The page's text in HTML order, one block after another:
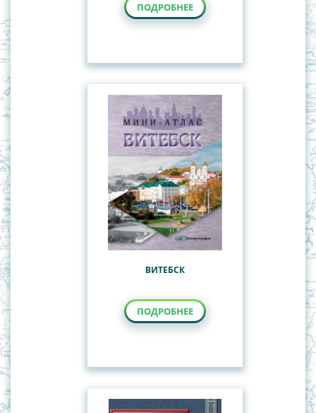
ПОДРОБНЕЕ
ВИТЕБСК
ПОДРОБНЕЕ